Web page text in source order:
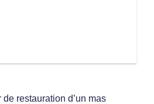
restauration d’un mas